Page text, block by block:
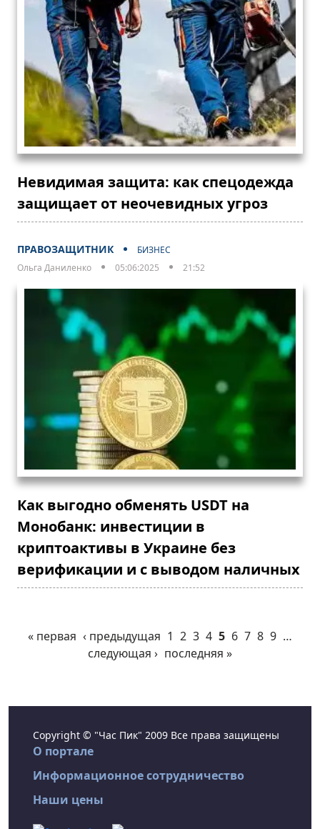
Невидимая защита: как спецодежда
защищает от неочевидных угроз
ПРАВОЗАЩИТНИК
БИЗНЕС
Ольга Даниленко
05:06:2025 21:52
Как выгодно обменять USDT на
Монобанк: инвестиции в
криптоактивы в Украине без
верификации и с выводом наличных
« первая ‹ предыдущая 1 2 3 4 5 6 7 8 9 …
следующая › последняя »
Copyright © "Час Пик" 2009 Все права защищены
О портале
Информационное сотрудничество
Наши цены